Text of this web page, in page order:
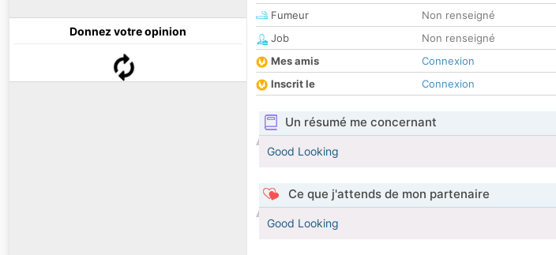
Donnez votre opinion
Fumeur
Non renseigné
Job
Non renseigné
Mes amis
Connexion
Inscrit le
Connexion
Un résumé me concernant
Good Looking
Ce que j'attends de mon partenaire
Good Looking